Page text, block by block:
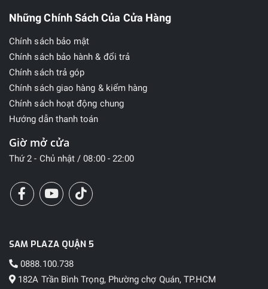
Những Chính Sách Của Cửa Hàng
Chính sách bảo mật
Chính sách bảo hành & đổi trả
Chính sách trả góp
Chính sách giao hàng & kiểm hàng
Chính sách hoạt động chung
Hướng dẫn thanh toán
Giờ mở cửa
Thứ 2 - Chủ nhật / 08:00 - 22:00
SAM PLAZA QUẬN 5
0888.100.738
182A Trần Bình Trọng, Phường chợ Quán, TP.HCM